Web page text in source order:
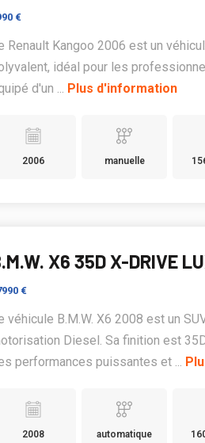
€
Renault Kangoo 2006 est un
idéal pour les
d'un ... Plus d'information
2006 manuelle
X6 35D X-DRIVE
€
véhicule B.M.W. X6 2008 est un
Diesel. Sa finition est
performances puissantes et ...
2008 automatique